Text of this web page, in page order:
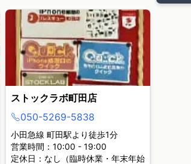
ストックラボ町田店
050-5269-5838
小田急線 町田駅より徒歩1分
営業時間：10:00 - 19:00
定休日：なし（臨時休業・年末年始